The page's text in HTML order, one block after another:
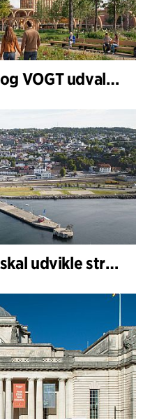
C.F. Møller Architects og VOGT udvalgt til at forme fremtidens Hamburg-Altona
C.F. Møller Architects skal udvikle strategien for ”Knutepunkt Larvik og indre havn”